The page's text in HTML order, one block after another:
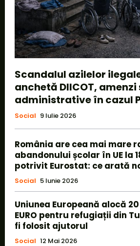
Scandalul azilelor
anchetă DIICOT,
administrative în cazul
Social 9 Iulie 2026
România are cea mai mare
abandonului școlar în UE la
potrivit Eurostat: ce arată
Social 5 Iunie 2026
Uniunea Europeană alocă 20
EURO pentru refugiații din
fi folosit ajutorul
Social 12 Mai 2026